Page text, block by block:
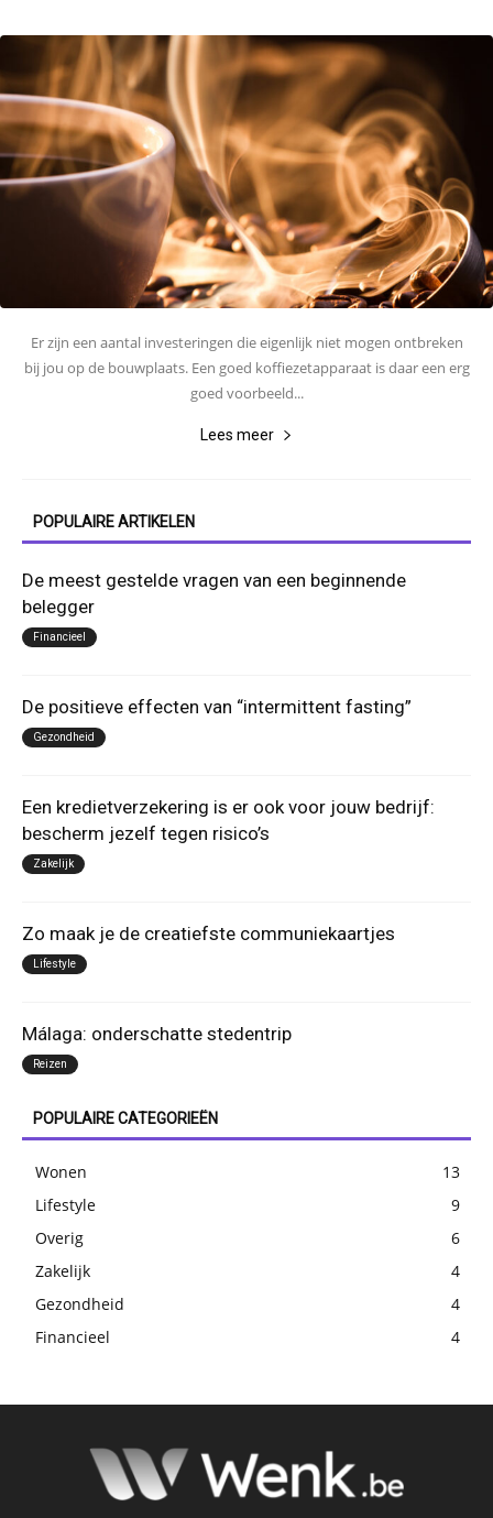
Er zijn een aantal investeringen die eigenlijk niet mogen ontbreken
bij jou op de bouwplaats. Een goed koffiezetapparaat is daar een erg
goed voorbeeld...
Lees meer
POPULAIRE ARTIKELEN
De meest gestelde vragen van een beginnende
belegger
Financieel
De positieve effecten van “intermittent fasting”
Gezondheid
Een kredietverzekering is er ook voor jouw bedrijf:
bescherm jezelf tegen risico’s
Zakelijk
Zo maak je de creatiefste communiekaartjes
Lifestyle
Málaga: onderschatte stedentrip
Reizen
POPULAIRE CATEGORIEËN
Wonen
13
Lifestyle
9
Overig
6
Zakelijk
4
Gezondheid
4
Financieel
4